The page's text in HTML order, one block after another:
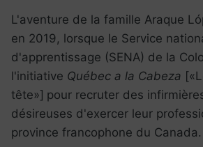
L'aventure de la famille Araque
en 2019, lorsque le Service
d'apprentissage (SENA) de la
l'initiative Québec a la Cabeza [
tête ] pour recruter des
désireuses d'exercer leur
province francophone du Canada.